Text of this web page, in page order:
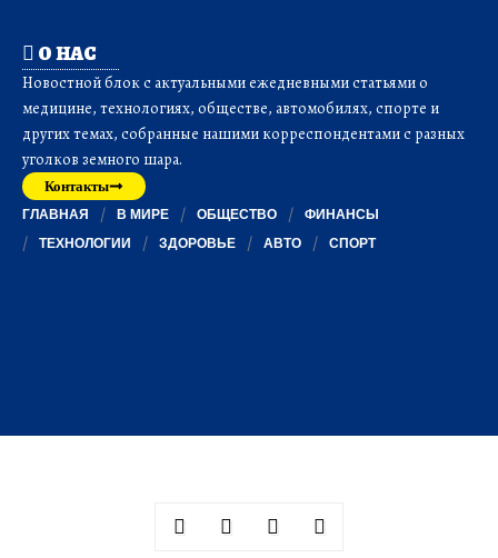
О НАС
Новостной блок с актуальными ежедневными статьями о
медицине, технологиях, обществе, автомобилях, спорте и
других темах, собранные нашими корреспондентами с разных
уголков земного шара.
Контакты
ГЛАВНАЯ В МИРЕ ОБЩЕСТВО
ФИНАНСЫ
ТЕХНОЛОГИИ
ЗДОРОВЬЕ АВТО СПОРТ